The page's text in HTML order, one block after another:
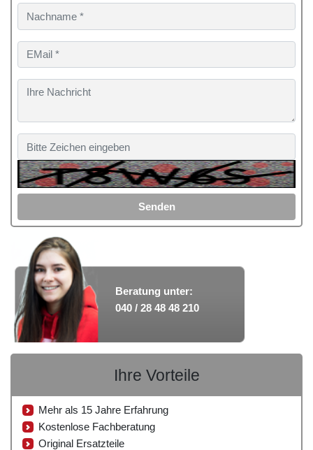
Senden
Beratung unter:
040 / 28 48 48 210
Ihre Vorteile
Mehr als 15 Jahre Erfahrung
Kostenlose Fachberatung
Original Ersatzteile